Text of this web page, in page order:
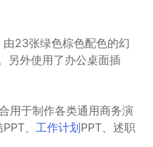
23张绿色棕色配色的幻
另外使用了办公桌面插
于制作各类通用商务演
、 工作计划PPT、述职